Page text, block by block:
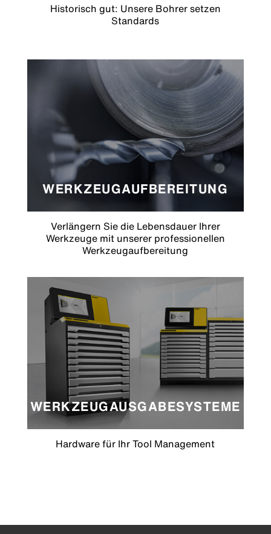
Historisch gut: Unsere Bohrer setzen
Standards
WERKZEUGAUFBEREITUNG
Verlängern Sie die Lebensdauer Ihrer
Werkzeuge mit unserer professionellen
Werkzeugaufbereitung
WERKZEUGAUSGABESYSTEME
Hardware für Ihr Tool Management